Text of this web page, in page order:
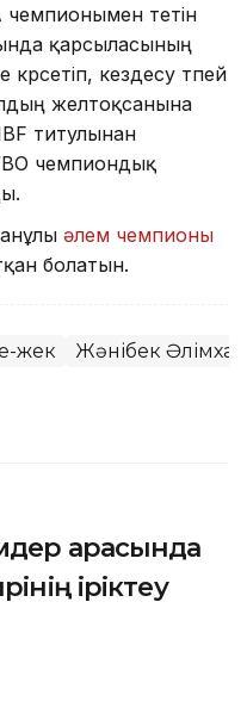
өтетін
қарсыласының
кездесу өтпей
желтоқсанына
титулынан
чемпиондық
әлем чемпионы
болатын.
жек Жәнібек
арасында
іріктеу